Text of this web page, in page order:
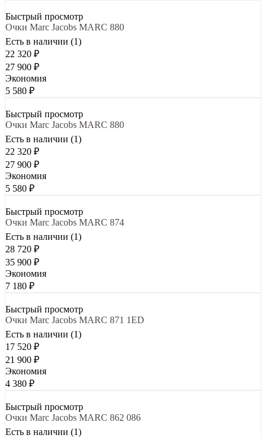
Быстрый просмотр
Очки Marc Jacobs MARC 880
Есть в наличии (1)
22 320 ₽
27 900 ₽
Экономия
5 580 ₽
Быстрый просмотр
Очки Marc Jacobs MARC 880
Есть в наличии (1)
22 320 ₽
27 900 ₽
Экономия
5 580 ₽
Быстрый просмотр
Очки Marc Jacobs MARC 874
Есть в наличии (1)
28 720 ₽
35 900 ₽
Экономия
7 180 ₽
Быстрый просмотр
Очки Marc Jacobs MARC 871 1ED
Есть в наличии (1)
17 520 ₽
21 900 ₽
Экономия
4 380 ₽
Быстрый просмотр
Очки Marc Jacobs MARC 862 086
Есть в наличии (1)